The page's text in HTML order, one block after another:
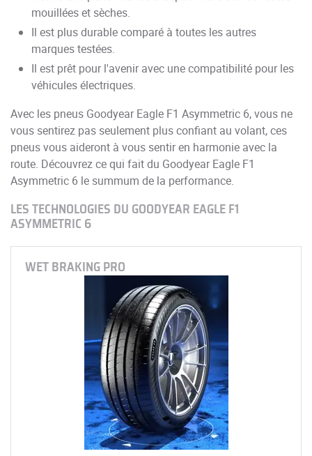
mouillées et sèches.
Il est plus durable comparé à toutes les autres
marques testées.
Il est prêt pour l'avenir avec une compatibilité pour les
véhicules électriques.
Avec les pneus Goodyear Eagle F1 Asymmetric 6, vous ne
vous sentirez pas seulement plus confiant au volant, ces
pneus vous aideront à vous sentir en harmonie avec la
route. Découvrez ce qui fait du Goodyear Eagle F1
Asymmetric 6 le summum de la performance.
LES TECHNOLOGIES DU GOODYEAR EAGLE F1
ASYMMETRIC 6
WET BRAKING PRO